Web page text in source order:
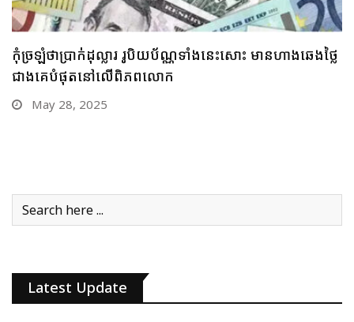
គួរប្រុងប្រយ័ត្ន ប្រយ័ត្នមាសឡើងថ្លៃខ្លាំង រកលុយទិញមិនបាន
បើមាសឡើងថ្លៃឥតឈប់ឈរអញ្ចឹងនោះ
May 26, 2025
Latest Update